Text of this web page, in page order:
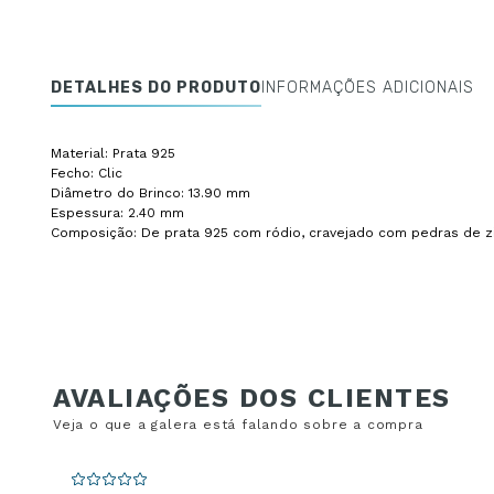
DETALHES DO PRODUTO INFORMAÇÕES ADICIONAIS
Material: Prata 925
Fecho: Clic
Diâmetro do Brinco: 13.90 mm
Espessura: 2.40 mm
Composição: De prata 925 com ródio, cravejado com pedras de